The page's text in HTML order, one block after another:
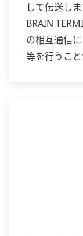
して伝送しま
BRAIN
の相互通信
等を行うこと